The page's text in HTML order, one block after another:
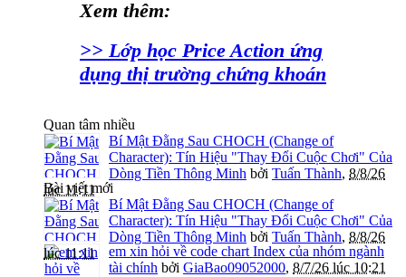
Xem thêm:
>> Lớp học Price Action ứng
dụng thị trường chứng khoán
Quan tâm nhiều
Bí Mật Đằng Sau CHOCH (Change of
Character): Tín Hiệu "Thay Đổi Cuộc Chơi" Của
Dòng Tiền Thông Minh bởi Tuấn Thành, 8/8/26
lúc 11:11
Bài viết mới
Bí Mật Đằng Sau CHOCH (Change of
Character): Tín Hiệu "Thay Đổi Cuộc Chơi" Của
Dòng Tiền Thông Minh bởi Tuấn Thành, 8/8/26
lúc 11:11
em xin hỏi về code chart Index của nhóm ngành
tài chính bởi GiaBao09052000, 8/7/26 lúc 10:21